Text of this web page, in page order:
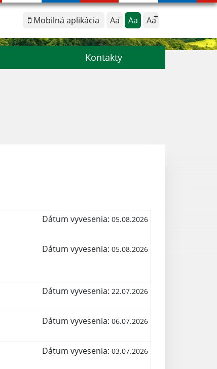
Mobilná aplikácia Aa Aa Aa
Kontakty
Dátum vyvesenia: 05.08.2026
Dátum vyvesenia: 05.08.2026
Dátum vyvesenia: 22.07.2026
Dátum vyvesenia: 06.07.2026
Dátum vyvesenia: 03.07.2026